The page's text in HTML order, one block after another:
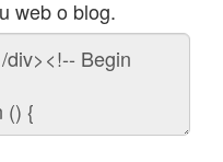
web o blog.